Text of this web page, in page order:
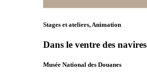
Stages et ateliers, Animation
Dans le ventre des navires
Musée National des Douanes